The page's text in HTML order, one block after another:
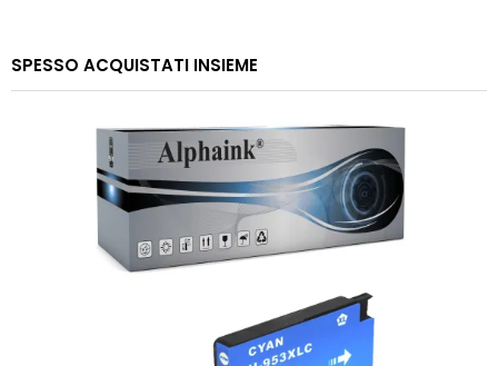
SPESSO ACQUISTATI INSIEME